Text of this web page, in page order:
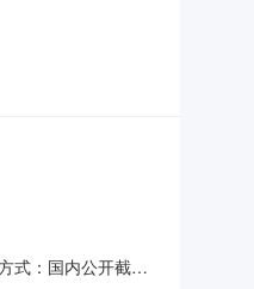
元）：
式：国内公开截止